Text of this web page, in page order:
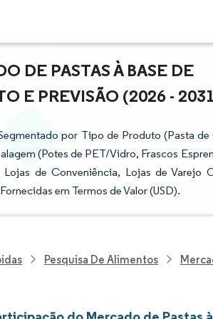
DE PASTAS À BASE DE
E PREVISÃO (2026 -
por Tipo de Produto (Pasta
(Potes de PET/Vidro, Frascos
de Conveniência, Lojas de Varejo
em Termos de Valor (USD).
Pesquisa De Alimentos